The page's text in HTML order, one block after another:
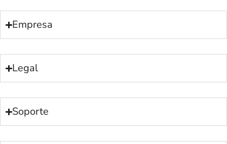
Empresa
Legal
Soporte